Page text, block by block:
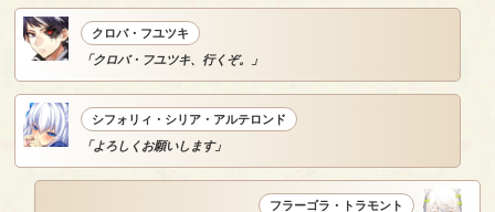
クロバ・フユツキ
「クロバ・フユツキ、行くぞ。」
シフォリィ・シリア・アルテロンド
「よろしくお願いします」
フラーゴラ・トラモント